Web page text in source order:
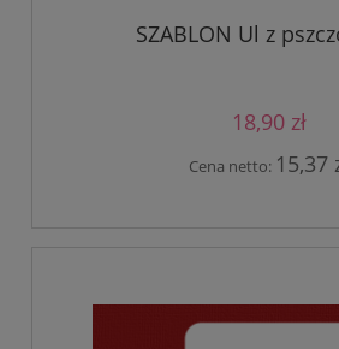
SZABLON Ul z
18,90 zł
Cena netto: 15,37